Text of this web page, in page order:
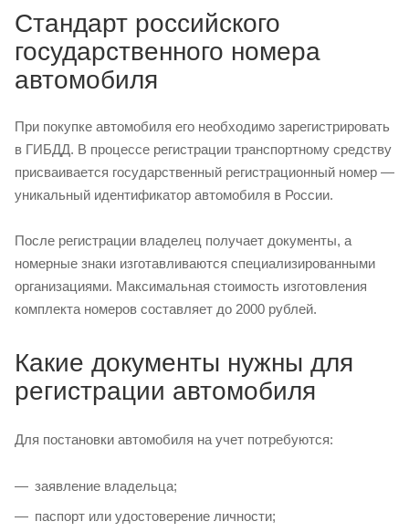
Стандарт российского
государственного номера
автомобиля
При покупке автомобиля его необходимо зарегистрировать
в ГИБДД. В процессе регистрации транспортному средству
присваивается государственный регистрационный номер —
уникальный идентификатор автомобиля в России.
После регистрации владелец получает документы, а
номерные знаки изготавливаются специализированными
организациями. Максимальная стоимость изготовления
комплекта номеров составляет до 2000 рублей.
Какие документы нужны для
регистрации автомобиля
Для постановки автомобиля на учет потребуются:
заявление владельца;
паспорт или удостоверение личности;